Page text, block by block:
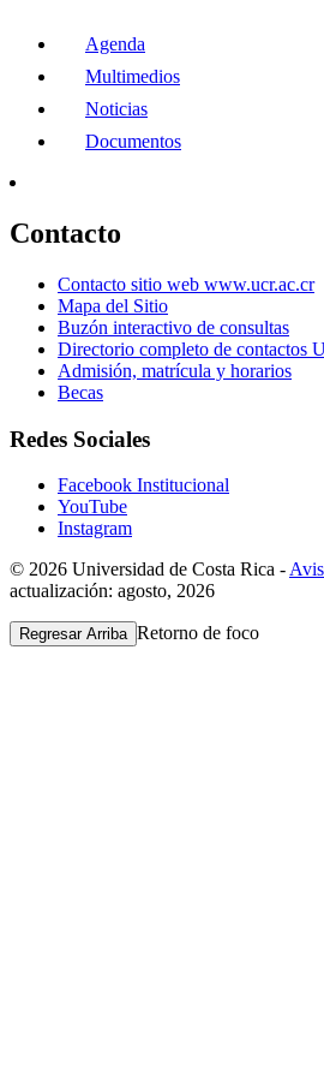
Agenda
Multimedios
Noticias
Documentos
Contacto
Contacto sitio web www.ucr.ac.cr
Mapa del Sitio
Buzón interactivo de consultas
Directorio completo de contactos
Admisión, matrícula y horarios
Becas
Redes Sociales
Facebook Institucional
YouTube
Instagram
© 2026 Universidad de Costa Rica -
actualización: agosto, 2026
Regresar Arriba Retorno de foco